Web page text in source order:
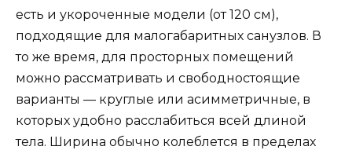
есть и укороченные модели (от 120 см),
подходящие для малогабаритных санузлов. В
то же время, для просторных помещений
можно рассматривать и свободностоящие
варианты — круглые или асимметричные, в
которых удобно расслабиться всей длиной
тела. Ширина обычно колеблется в пределах